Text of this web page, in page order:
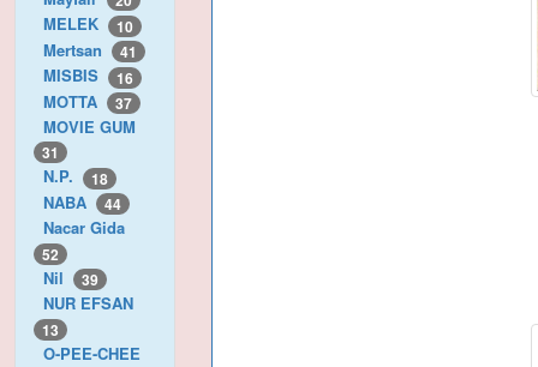
MELEK 10
Mertsan 41
MISBIS 16
MOTTA 37
MOVIE GUM
31
N.P. 18
NABA 44
Nacar Gida
52
Nil 39
NUR EFSAN
13
O-PEE-CHEE